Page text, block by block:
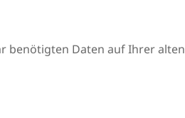
benötigten Daten auf Ihrer alten